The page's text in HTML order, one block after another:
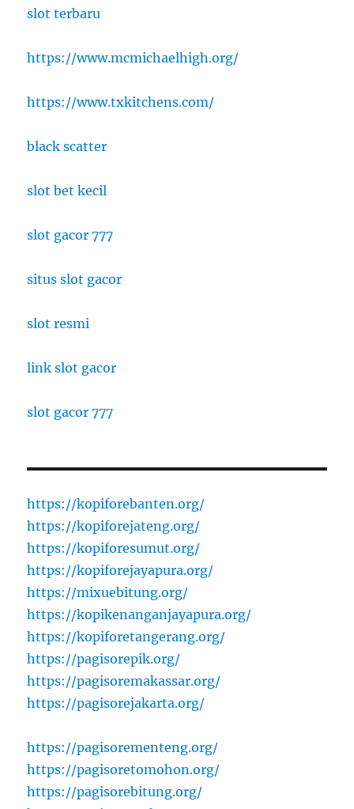
slot terbaru
https://www.mcmichaelhigh.org/
https://www.txkitchens.com/
black scatter
slot bet kecil
slot gacor 777
situs slot gacor
slot resmi
link slot gacor
slot gacor 777
https://kopiforebanten.org/
https://kopiforejateng.org/
https://kopiforesumut.org/
https://kopiforejayapura.org/
https://mixuebitung.org/
https://kopikenanganjayapura.org/
https://kopiforetangerang.org/
https://pagisorepik.org/
https://pagisoremakassar.org/
https://pagisorejakarta.org/
https://pagisorementeng.org/
https://pagisoretomohon.org/
https://pagisorebitung.org/